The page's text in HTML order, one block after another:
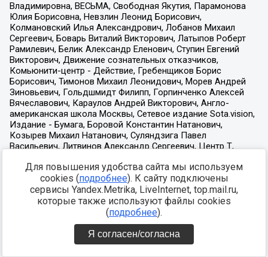
Для повышения удобства сайта мы используем
cookies (подробнее). К сайту подключены
сервисы Yandex.Metrika, LiveInternet, top.mail.ru,
которые также используют файлы cookies
(подробнее).
Я согласен/согласна